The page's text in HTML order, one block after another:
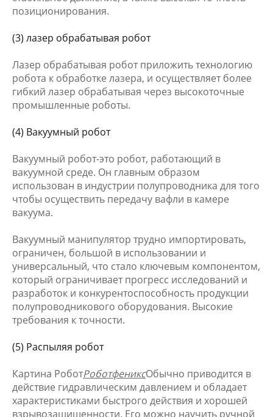
позиционирования.
(3) лазер обрабатывая робот
Лазер обрабатывая робот приложить технологию
робота к обработке лазера, и осуществляет более
гибкий лазер обрабатывая через высокоточные
промышленные роботы.
(4) Вакуумный робот
Вакуумный робот-это робот, работающий в
вакуумной среде. Он главным образом
использован в индустрии полупроводника для того
чтобы осуществить передачу вафли в камере
вакуума.
Вакуумный манипулятор трудно импортировать,
ограничен, большой в использовании и
универсальный, что стало ключевым компонентом,
который ограничивает прогресс исследований и
разработок и конкурентоспособность продукции
полупроводникового оборудования. Высокие
требования к точности.
(5) Распыляя робот
Картина РоботРоботфениксОбычно приводится в
действие гидравлическим давлением и обладает
характеристиками быстрого действия и хорошей
взрывозащищенности. Его можно научить ручной